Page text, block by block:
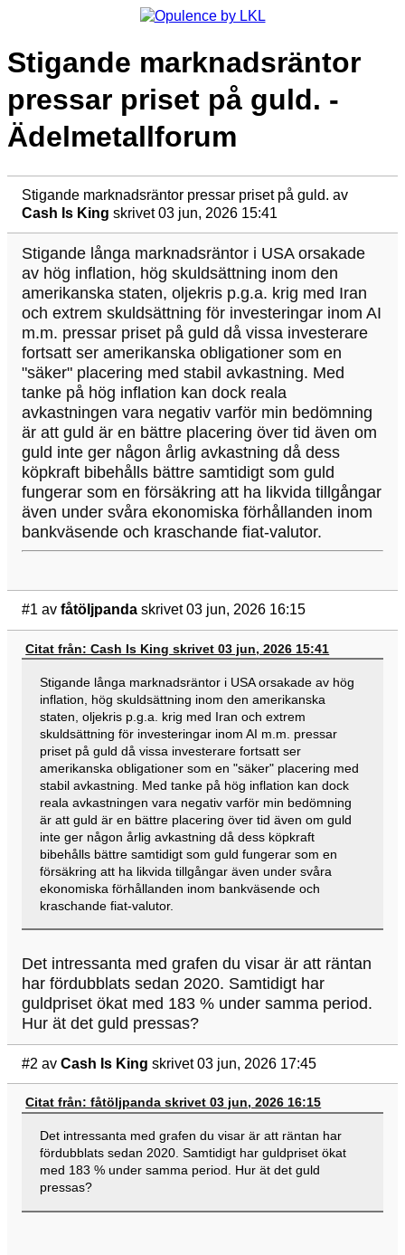
Stigande marknadsräntor
pressar priset på guld. -
Ädelmetallforum
Stigande marknadsräntor pressar priset på guld. av
Cash Is King skrivet 03 jun, 2026 15:41
Stigande långa marknadsräntor i USA orsakade
av hög inflation, hög skuldsättning inom den
amerikanska staten, oljekris p.g.a. krig med Iran
och extrem skuldsättning för investeringar inom AI
m.m. pressar priset på guld då vissa investerare
fortsatt ser amerikanska obligationer som en
"säker" placering med stabil avkastning. Med
tanke på hög inflation kan dock reala
avkastningen vara negativ varför min bedömning
är att guld är en bättre placering över tid även om
guld inte ger någon årlig avkastning då dess
köpkraft bibehålls bättre samtidigt som guld
fungerar som en försäkring att ha likvida tillgångar
även under svåra ekonomiska förhållanden inom
bankväsende och kraschande fiat-valutor.
#1 av fåtöljpanda skrivet 03 jun, 2026 16:15
Citat från: Cash Is King skrivet 03 jun, 2026 15:41
Stigande långa marknadsräntor i USA orsakade av hög
inflation, hög skuldsättning inom den amerikanska
staten, oljekris p.g.a. krig med Iran och extrem
skuldsättning för investeringar inom AI m.m. pressar
priset på guld då vissa investerare fortsatt ser
amerikanska obligationer som en "säker" placering med
stabil avkastning. Med tanke på hög inflation kan dock
reala avkastningen vara negativ varför min bedömning
är att guld är en bättre placering över tid även om guld
inte ger någon årlig avkastning då dess köpkraft
bibehålls bättre samtidigt som guld fungerar som en
försäkring att ha likvida tillgångar även under svåra
ekonomiska förhållanden inom bankväsende och
kraschande fiat-valutor.
Det intressanta med grafen du visar är att räntan
har fördubblats sedan 2020. Samtidigt har
guldpriset ökat med 183 % under samma period.
Hur ät det guld pressas?
#2 av Cash Is King skrivet 03 jun, 2026 17:45
Citat från: fåtöljpanda skrivet 03 jun, 2026 16:15
Det intressanta med grafen du visar är att räntan har
fördubblats sedan 2020. Samtidigt har guldpriset ökat
med 183 % under samma period. Hur ät det guld
pressas?